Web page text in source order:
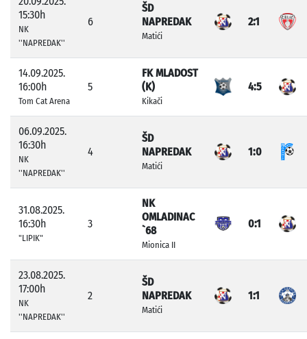
15:30h
NK
''NAPREDAK''
6
ŠD
NAPREDAK
Matići
2:1
14.09.2025.
16:00h
Tom Cat Arena
5
FK MLADOST
(K)
Kikači
4:5
06.09.2025.
16:30h
NK
''NAPREDAK''
4
ŠD
NAPREDAK
Matići
1:0
31.08.2025.
16:30h
"LIPIK"
3
NK
OMLADINAC
`68
Mionica II
0:1
23.08.2025.
17:00h
NK
''NAPREDAK''
2
ŠD
NAPREDAK
Matići
1:1